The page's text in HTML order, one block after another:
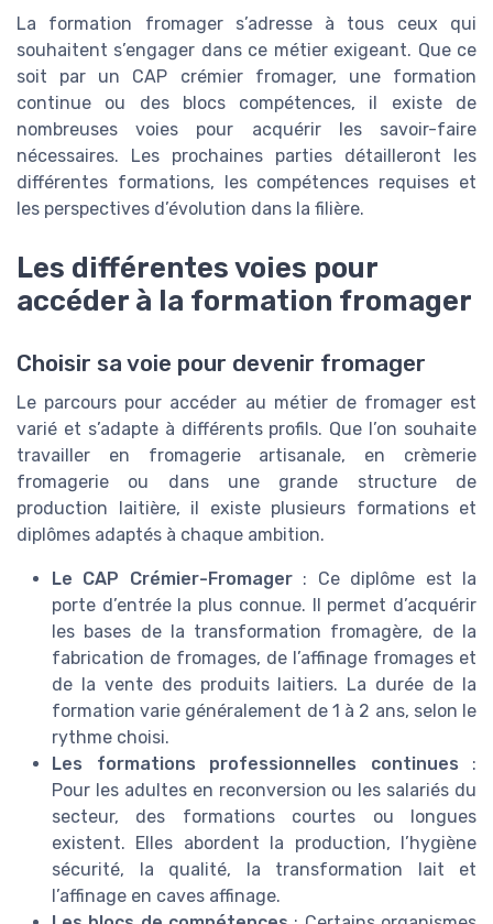
La formation fromager s’adresse à tous ceux qui
souhaitent s’engager dans ce métier exigeant. Que ce
soit par un CAP crémier fromager, une formation
continue ou des blocs compétences, il existe de
nombreuses voies pour acquérir les savoir-faire
nécessaires. Les prochaines parties détailleront les
différentes formations, les compétences requises et
les perspectives d’évolution dans la filière.
Les différentes voies pour
accéder à la formation fromager
Choisir sa voie pour devenir fromager
Le parcours pour accéder au métier de fromager est
varié et s’adapte à différents profils. Que l’on souhaite
travailler en fromagerie artisanale, en crèmerie
fromagerie ou dans une grande structure de
production laitière, il existe plusieurs formations et
diplômes adaptés à chaque ambition.
Le CAP Crémier-Fromager: Ce diplôme est la
porte d’entrée la plus connue. Il permet d’acquérir
les bases de la transformation fromagère, de la
fabrication de fromages, de l’affinage fromages et
de la vente des produits laitiers. La durée de la
formation varie généralement de 1 à 2 ans, selon le
rythme choisi.
Les formations professionnelles continues :
Pour les adultes en reconversion ou les salariés du
secteur, des formations courtes ou longues
existent. Elles abordent la production, l’hygiène
sécurité, la qualité, la transformation lait et
l’affinage en caves affinage.